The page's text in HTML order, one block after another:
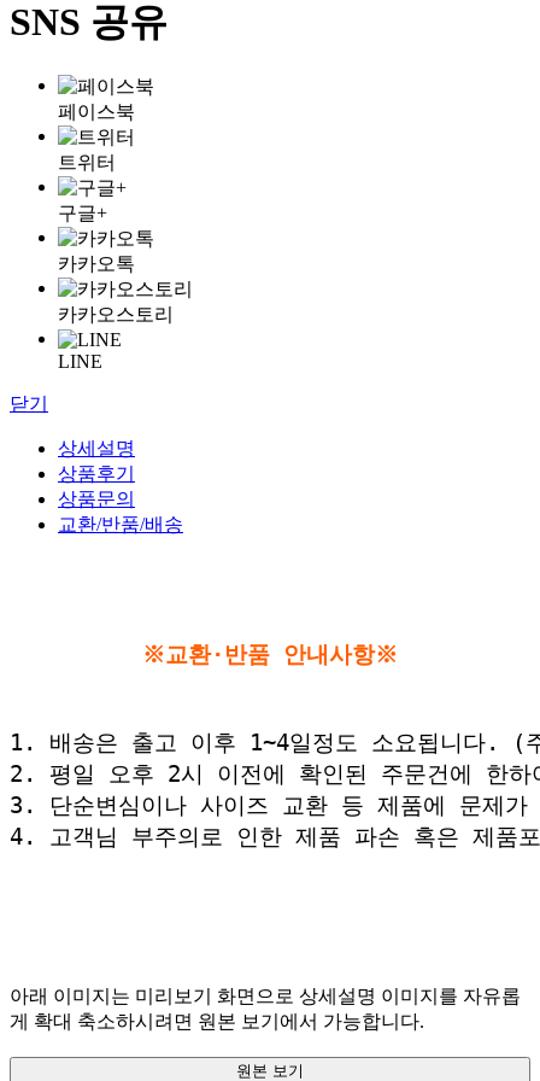
SNS 공유
페이스북
트위터
구글+
카카오톡
카카오스토리
LINE
닫기
상세설명
상품후기
상품문의
교환/반품/배송
※교환·반품 안내사항※
1. 배송은 출고 이후 1~4일정도 소요됩니다. (
2. 평일 오후 2시 이전에 확인된 주문건에 한
3. 단순변심이나 사이즈 교환 등 제품에 문제
4. 고객님 부주의로 인한 제품 파손 혹은 제품
아래 이미지는 미리보기 화면으로 상세설명 이미지를 자유롭
게 확대 축소하시려면 원본 보기에서 가능합니다.
원본 보기